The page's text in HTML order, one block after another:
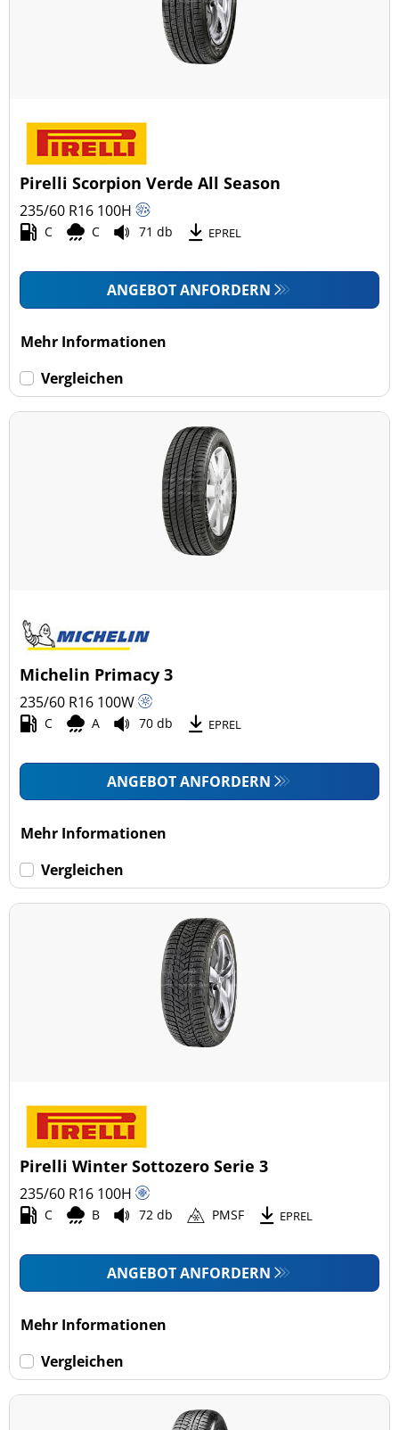
Pirelli Scorpion Verde All Season
235/60 R16 100H
C C 71 db EPREL
ANGEBOT ANFORDERN
Mehr Informationen
Vergleichen
Michelin Primacy 3
235/60 R16 100W
C A 70 db EPREL
ANGEBOT ANFORDERN
Mehr Informationen
Vergleichen
Pirelli Winter Sottozero Serie 3
235/60 R16 100H
C B 72 db PMSF EPREL
ANGEBOT ANFORDERN
Mehr Informationen
Vergleichen